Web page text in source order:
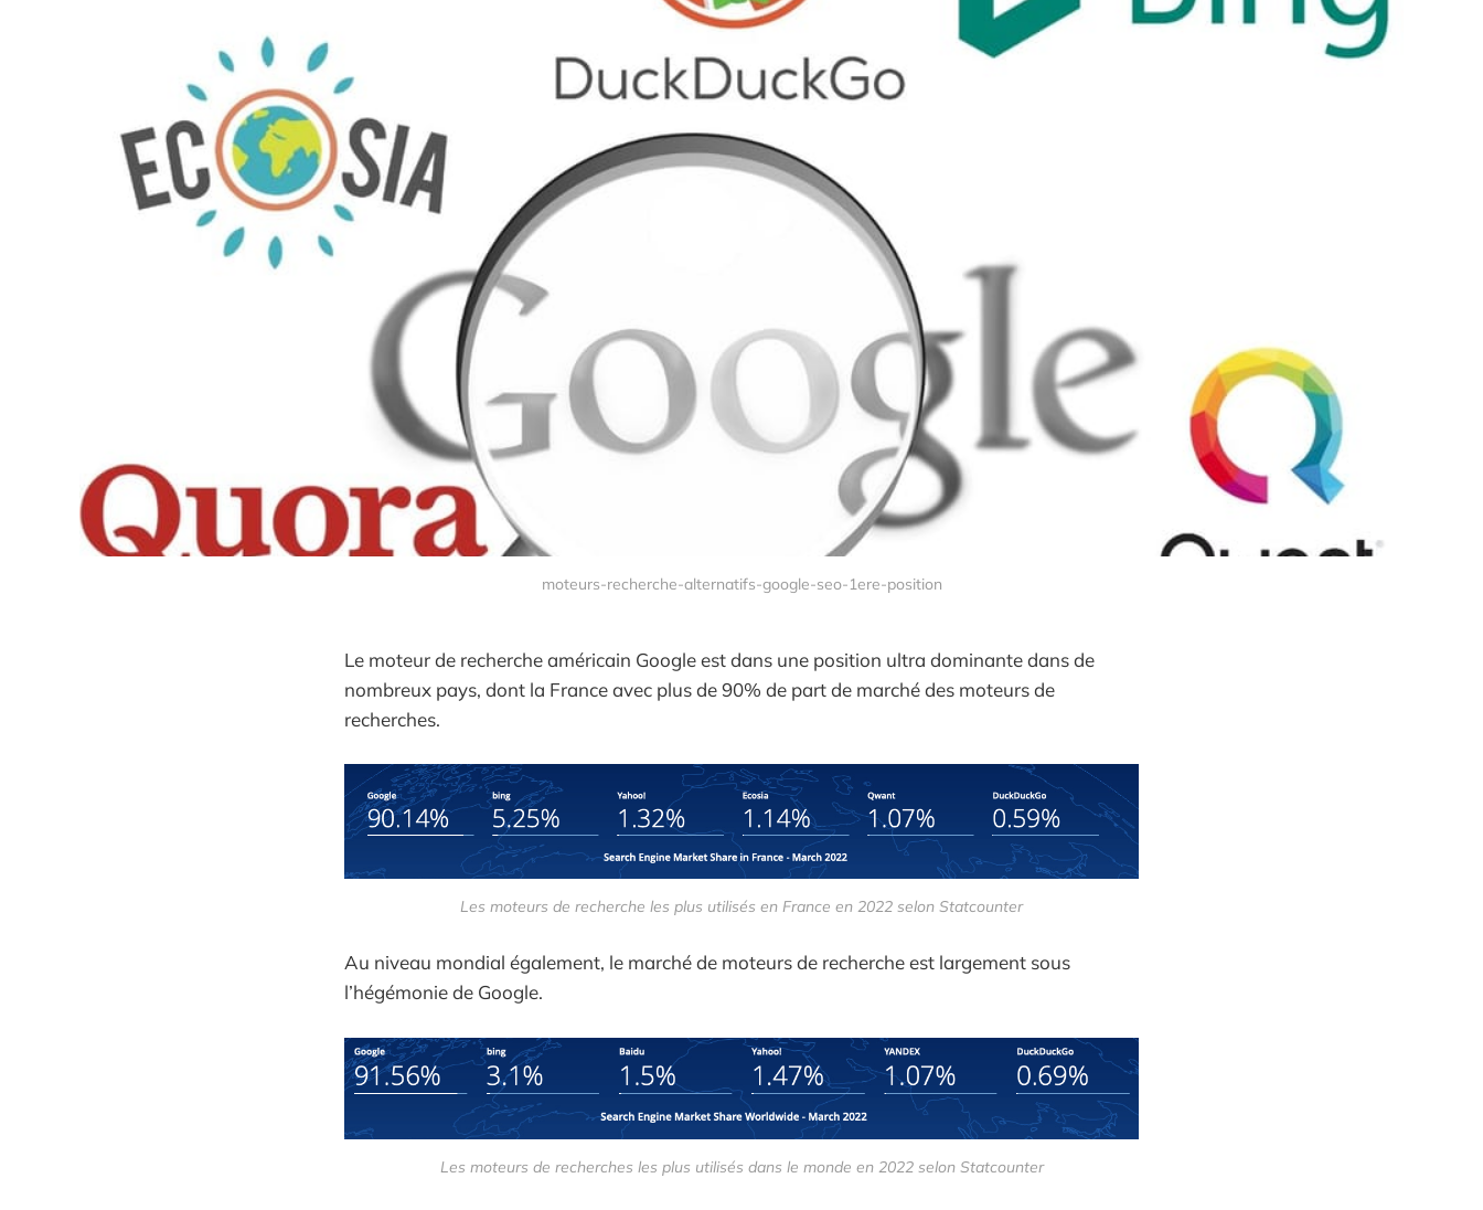
moteurs-recherche-alternatifs-google-seo-1ere-position
Le moteur de recherche américain Google est dans une position ultra dominante dans de
nombreux pays, dont la France avec plus de 90% de part de marché des moteurs de
recherches.
Les moteurs de recherche les plus utilisés en France en 2022 selon Statcounter
Au niveau mondial également, le marché de moteurs de recherche est largement sous
l’hégémonie de Google.
Les moteurs de recherches les plus utilisés dans le monde en 2022 selon Statcounter